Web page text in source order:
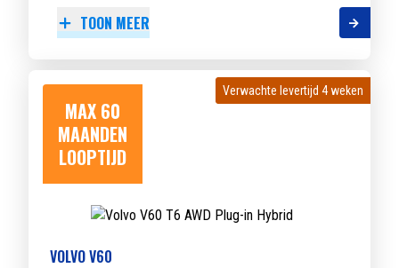
TOON MEER
MAX 60
MAANDEN
LOOPTIJD
Verwachte levertijd 4 weken
Verwachte levertijd 4 weken
VOLVO V60